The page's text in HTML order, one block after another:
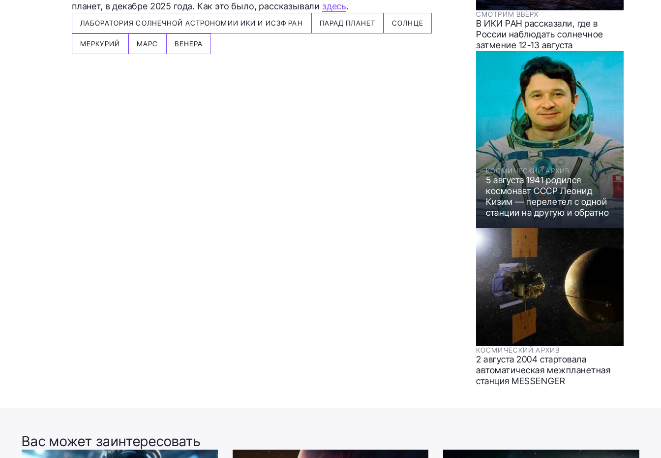
планет, в декабре 2025 года. Как это было, рассказывали здесь.
ЛАБОРАТОРИЯ СОЛНЕЧНОЙ АСТРОНОМИИ ИКИ И ИСЗФ РАН ПАРАД ПЛАНЕТ СОЛНЦЕ
МЕРКУРИЙ МАРС ВЕНЕРА
СМОТРИМ ВВЕРХ
В ИКИ РАН рассказали, где в
России наблюдать солнечное
затмение 12-13 августа
КОСМИЧЕСКИЙ АРХИВ
5 августа 1941 родился
космонавт СССР Леонид
Кизим — перелетел с одной
станции на другую и обратно
КОСМИЧЕСКИЙ АРХИВ
2 августа 2004 стартовала
автоматическая межпланетная
станция MESSENGER
Вас может заинтересовать